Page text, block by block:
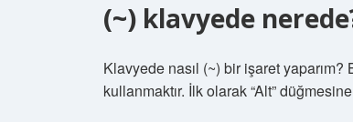
(~) klavyede
Klavyede nasıl (~) bir işaret
kullanmaktır. İlk olarak “Alt”